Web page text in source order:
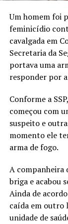
Um homem foi
feminicídio
cavalgada em
Secretaria da
portava uma
responder por
Conforme a
começou com
suspeito e
momento ele
arma de fogo.
A
briga e acabou
Ainda de
caída em outro
unidade de